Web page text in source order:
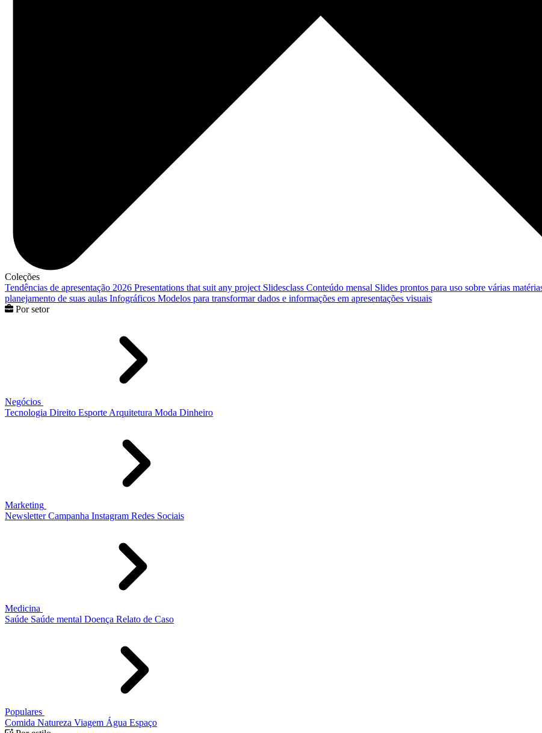
Coleções
Tendências de apresentação 2026 Presentations that suit any project Slidesclass Conteúdo mensal Slides prontos para uso sobre várias
planejamento de suas aulas Infográficos Modelos para transformar dados e informações em apresentações visuais
Por setor
Negócios
Tecnologia Direito Esporte Arquitetura Moda Dinheiro
Marketing
Newsletter Campanha Instagram Redes Sociais
Medicina
Saúde Saúde mental Doença Relato de Caso
Populares
Comida Natureza Viagem Água Espaço